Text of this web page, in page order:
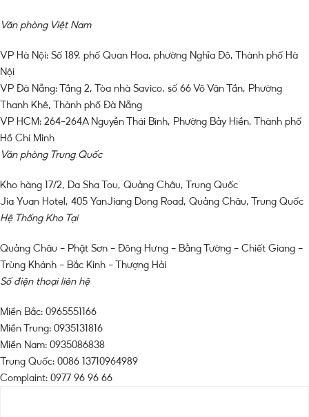
Văn phòng Việt Nam
VP Hà Nội: Số 189, phố Quan Hoa, phường Nghĩa Đô, Thành phố Hà
Nội
VP Đà Nẵng: Tầng 2, Tòa nhà Savico, số 66 Võ Văn Tần, Phường
Thanh Khê, Thành phố Đà Nẵng
VP HCM: 264-264A Nguyễn Thái Bình, Phường Bảy Hiền, Thành phố
Hồ Chí Minh
Văn phòng Trung Quốc
Kho hàng 17/2, Da Sha Tou, Quảng Châu, Trung Quốc
Jia Yuan Hotel, 405 YanJiang Dong Road, Quảng Châu, Trung Quốc
Hệ Thống Kho Tại
Quảng Châu – Phật Sơn – Đông Hưng – Bằng Tường – Chiết Giang –
Trùng Khánh – Bắc Kinh – Thượng Hải
Số điện thoại liên hệ
Miền Bắc: 0965551166
Miền Trung: 0935131816
Miền Nam: 0935086838
Trung Quốc: 0086 13710964989
Complaint: 0977 96 96 66